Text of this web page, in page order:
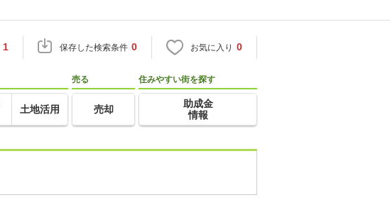
1 保存した検索条件 0 お気に入り 0
土地活用
売る
売却
住みやすい街を探す
助成金
情報